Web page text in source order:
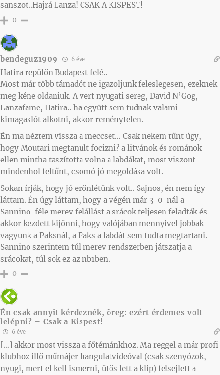
sanszot..Hajrá Lanza! CSAK A KISPEST!
0
bendeguz1909 6 éve
Hatira repülőn Budapest felé..
Most már több támadót ne igazoljunk feleslegesen, ezeknek
meg kéne oldaniuk. A vert nyugati sereg, David N’Gog,
Lanzafame, Hatira.. ha együtt sem tudnak valami
kimagaslót alkotni, akkor reménytelen.
Én ma néztem vissza a meccset… Csak nekem tűnt úgy,
hogy Moutari megtanult focizni? a litvánok és románok
ellen mintha taszította volna a labdákat, most viszont
mindenhol feltűnt, csomó jó megoldása volt.
Sokan írják, hogy jó erőnlétünk volt.. Sajnos, én nem így
láttam. Én úgy láttam, hogy a végén már 3-0-nál a
Sannino-féle merev felállást a srácok teljesen feladták és
akkor kezdett kijönni, hogy valójában mennyivel jobbak
vagyunk a Paksnál, a Paks a labdát sem tudta megtartani.
Sannino szerintem túl merev rendszerben játszatja a
srácokat, túl sok ez az nb1ben.
0
Én csak annyit kérdeznék, öreg: ezért érdemes volt
lelépni? – Csak a Kispest!
6 éve
[…] akkor most vissza a főtémánkhoz. Ma reggel a már profi
klubhoz illő műmájer hangulatvideóval (csak szenyózok,
nyugi, mert el kell ismerni, ütős lett a klip) felsejlett a